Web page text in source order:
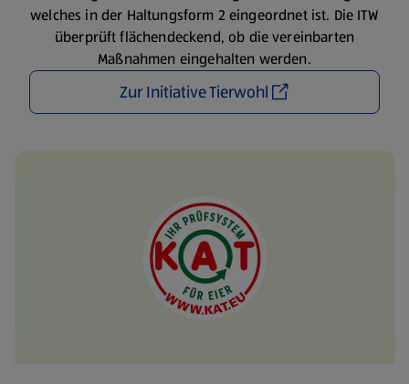
welches in der Haltungsform 2 eingeordnet ist. Die ITW
überprüft flächendeckend, ob die vereinbarten
Maßnahmen eingehalten werden.
Zur Initiative Tierwohl